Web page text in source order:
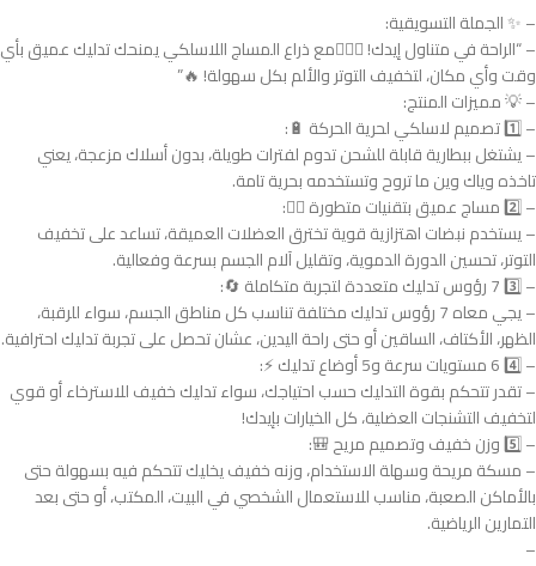
– ✨ الجملة التسويقية:
– “الراحة في متناول إيدك! 💆‍♂️✨مع ذراع المساج اللاسلكي يمنحك تدليك عميق بأي
وقت وأي مكان، لتخفيف التوتر والألم بكل سهولة! 🔥”
– 💡 مميزات المنتج:
– 1️⃣ تصميم لاسلكي لحرية الحركة 🔋:
– يشتغل ببطارية قابلة للشحن تدوم لفترات طويلة، بدون أسلاك مزعجة، يعني
تاخذه وياك وين ما تروح وتستخدمه بحرية تامة.
– 2️⃣ مساج عميق بتقنيات متطورة 💆‍♀️:
– يستخدم نبضات اهتزازية قوية تخترق العضلات العميقة، تساعد على تخفيف
التوتر، تحسين الدورة الدموية، وتقليل آلام الجسم بسرعة وفعالية.
– 3️⃣ 7 رؤوس تدليك متعددة لتجربة متكاملة 🔄:
– يجي معاه 7 رؤوس تدليك مختلفة تناسب كل مناطق الجسم، سواء للرقبة،
الظهر، الأكتاف، الساقين أو حتى راحة اليدين، عشان تحصل على تجربة تدليك احترافية.
– 4️⃣ 6 مستويات سرعة و5 أوضاع تدليك ⚡:
– تقدر تتحكم بقوة التدليك حسب احتياجك، سواء تدليك خفيف للاسترخاء أو قوي
لتخفيف التشنجات العضلية، كل الخيارات بإيدك!
– 5️⃣ وزن خفيف وتصميم مريح 🎒:
– مسكة مريحة وسهلة الاستخدام، وزنه خفيف يخليك تتحكم فيه بسهولة حتى
بالأماكن الصعبة، مناسب للاستعمال الشخصي في البيت، المكتب، أو حتى بعد
التمارين الرياضية.
–